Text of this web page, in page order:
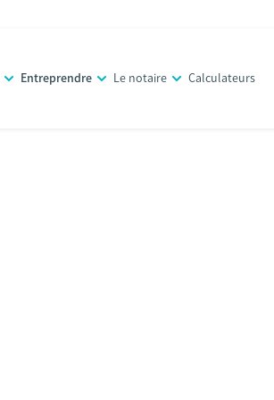
Entreprendre Le notaire Calculateurs